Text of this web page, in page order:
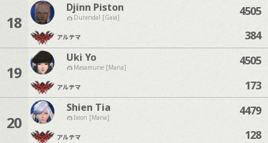
18
Djinn Piston
Durandal [Gaia]
アルテマ
4505
384
19
Uki Yo
Masamune [Mana]
アルテマ
4505
173
20
Shien Tia
Ixion [Mana]
アルテマ
4479
128